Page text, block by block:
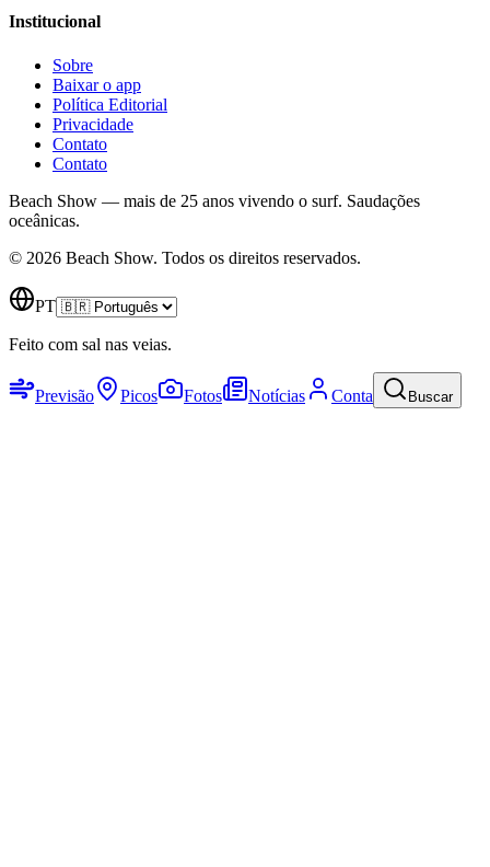
Institucional
Sobre
Baixar o app
Política Editorial
Privacidade
Contato
Contato
Beach Show — mais de 25 anos vivendo o surf. Saudações
oceânicas.
© 2026 Beach Show. Todos os direitos reservados.
PT
Feito com sal nas veias.
Previsão Picos Fotos Notícias Conta Buscar